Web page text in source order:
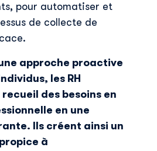
pour automatiser et
de collecte de
approche proactive
les RH
des besoins en
en une
Ils créent ainsi un
à